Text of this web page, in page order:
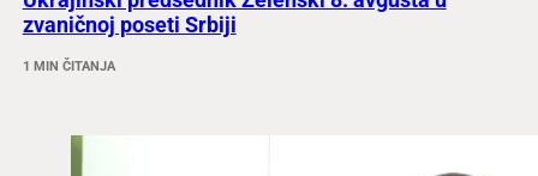
zvaničnoj poseti Srbiji
1 MIN ČITANJA